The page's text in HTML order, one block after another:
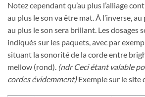
Notez cependant qu’au plus l’alliage
au plus le son va être mat. À l’inverse,
au plus le son sera brillant. Les dosages
indiqués sur les paquets, avec par
situant la sonorité de la corde entre
mellow (rond). (ndr Ceci étant valable
cordes évidemment)Exemple sur le site